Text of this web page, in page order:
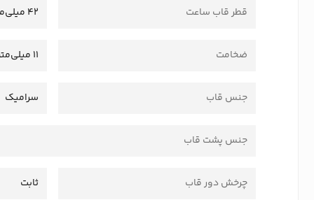
قطر قاب ساعت 42 میلی‌متر
ضخامت 11 میلی‌متر
جنس قاب سرامیک
جنس پشت قاب
چرخش دور قاب ثابت